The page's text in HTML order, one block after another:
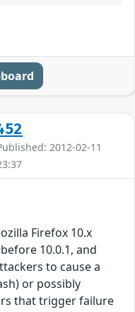
2012-02-11
Firefox 10.x
10.0.1, and
to cause a
or possibly
that trigger failure